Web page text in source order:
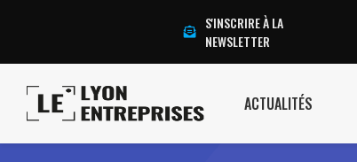
S'INSCRIRE À LA
NEWSLETTER
ACTUALITÉS